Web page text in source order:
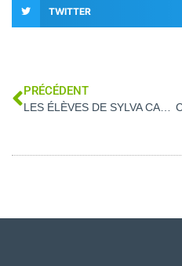
TWITTER
PRÉCÉDENT
LES ÉLÈVES DE SYLVA CAMPUS MONTENT SUR LE PODIUM